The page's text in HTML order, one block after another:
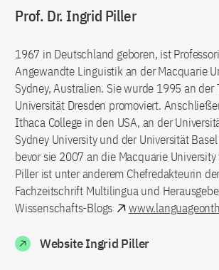
Prof. Dr. Ingrid Piller
1967 in Deutschland geboren, ist
Angewandte Linguistik an der Macquarie
Sydney, Australien. Sie wurde 1995 an der
Universität Dresden promoviert.
Ithaca College in den USA, an der
Sydney University und der Universität
bevor sie 2007 an die Macquarie
Piller ist unter anderem Chefredakteurin
Fachzeitschrift Multilingua und
Wissenschafts-Blogs
Website Ingrid Piller